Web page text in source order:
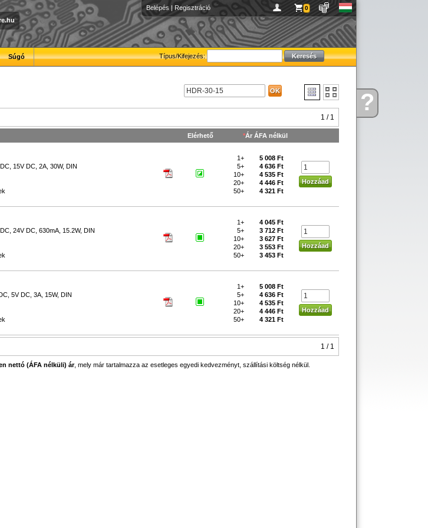
Kérdése
van
?
Belépés | Regisztráció 0
Típus/Kifejezés:
Súgó
1 / 1
Elérhető *Ár ÁFA nélkül
15V DC, 2A, 30W, DIN
1+
5 008 Ft
5+
4 636 Ft
10+
4 535 Ft
20+
4 446 Ft
50+
4 321 Ft
24V DC, 630mA, 15.2W, DIN
1+
4 045 Ft
5+
3 712 Ft
10+
3 627 Ft
20+
3 553 Ft
50+
3 453 Ft
5V DC, 3A, 15W, DIN
1+
5 008 Ft
5+
4 636 Ft
10+
4 535 Ft
20+
4 446 Ft
50+
4 321 Ft
1 / 1
nettó (ÁFA nélküli) ár, mely már tartalmazza az esetleges egyedi kedvezményt, szállítási költség nélkül.